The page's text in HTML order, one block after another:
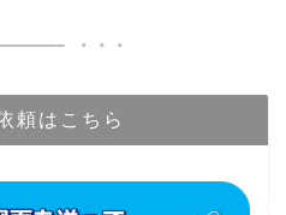
頼はこちら